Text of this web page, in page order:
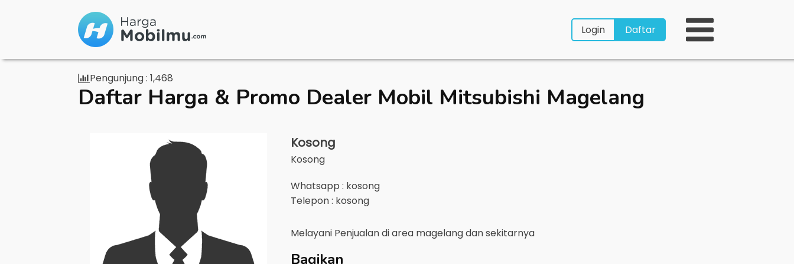
Login Daftar
Pengunjung : 1,468
Daftar Harga & Promo Dealer Mobil Mitsubishi Magelang
Kosong
Kosong
Whatsapp : kosong
Telepon : kosong
Melayani Penjualan di area magelangdan sekitarnya
Bagikan